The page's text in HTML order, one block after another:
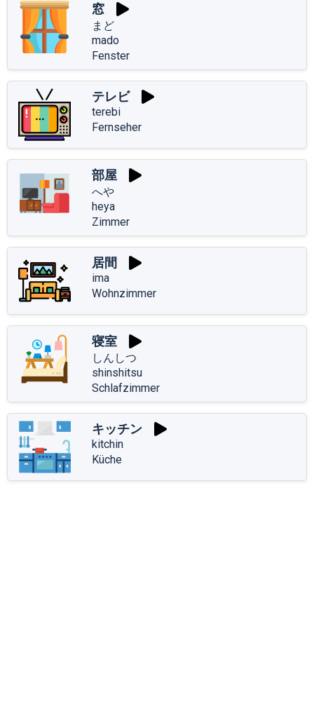
窓
まど
mado
Fenster
テレビ
terebi
Fernseher
部屋
へや
heya
Zimmer
居間
ima
Wohnzimmer
寝室
しんしつ
shinshitsu
Schlafzimmer
キッチン
kitchin
Küche